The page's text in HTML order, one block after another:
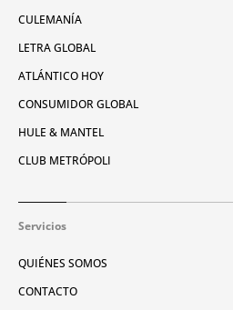
CULEMANÍA
LETRA GLOBAL
ATLÁNTICO HOY
CONSUMIDOR GLOBAL
HULE & MANTEL
CLUB METRÓPOLI
Servicios
QUIÉNES SOMOS
CONTACTO